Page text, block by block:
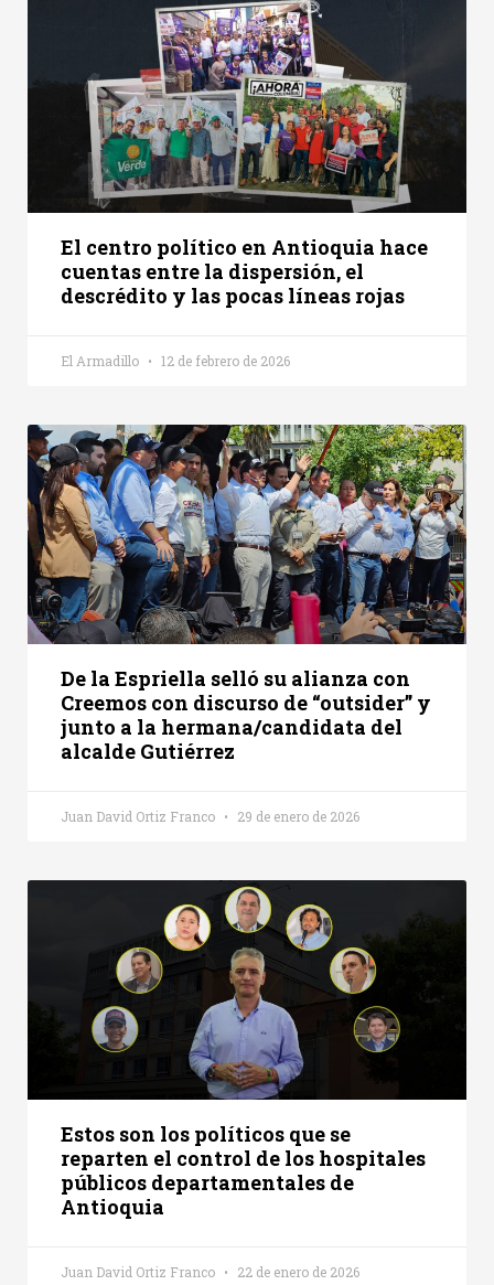
El centro político en Antioquia hace
cuentas entre la dispersión, el
descrédito y las pocas líneas rojas
El Armadillo 12 de febrero de 2026
De la Espriella selló su alianza con
Creemos con discurso de “outsider” y
junto a la hermana/candidata del
alcalde Gutiérrez
Juan David Ortiz Franco 29 de enero de 2026
Estos son los políticos que se
reparten el control de los hospitales
públicos departamentales de
Antioquia
Juan David Ortiz Franco 22 de enero de 2026